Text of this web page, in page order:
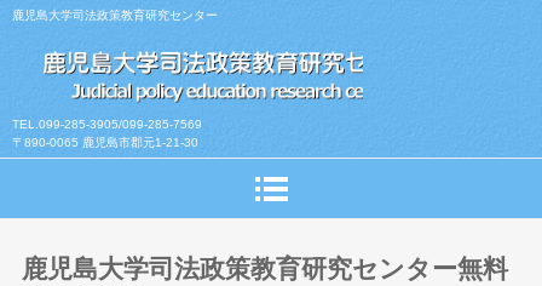
鹿児島大学司法政策教育研究センター
TEL.099-285-3905/099-285-7569
〒890-0065 鹿児島市郡元1-21-30
鹿児島大学司法政策教育研究センター無料